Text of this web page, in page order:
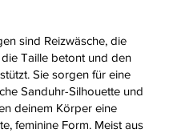
sind Reizwäsche, die
Taille betont und den
Sie sorgen für eine
Sanduhr-Silhouette und
deinem Körper eine
feminine Form. Meist aus